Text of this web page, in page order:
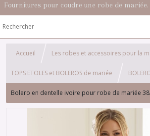
Accueil Les robes et accessoires pour la
TOPS ETOLES et BOLEROS de mariée
Bolero en dentelle ivoire pour robe de mariée